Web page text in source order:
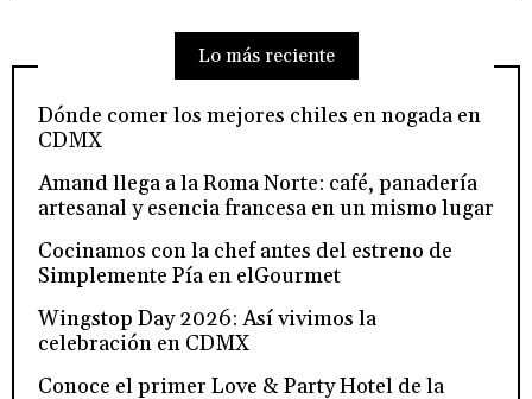
Lo más reciente
Dónde comer los mejores chiles en nogada en
CDMX
Amand llega a la Roma Norte: café, panadería
artesanal y esencia francesa en un mismo lugar
Cocinamos con la chef antes del estreno de
Simplemente Pía en elGourmet
Wingstop Day 2026: Así vivimos la
celebración en CDMX
Conoce el primer Love & Party Hotel de la